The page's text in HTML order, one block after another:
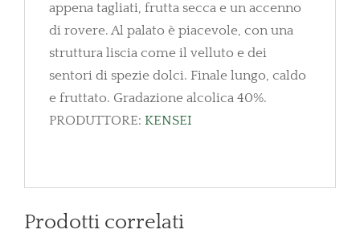
appena tagliati, frutta secca e un accenno
di rovere. Al palato è piacevole, con una
struttura liscia come il velluto e dei
sentori di spezie dolci. Finale lungo, caldo
e fruttato. Gradazione alcolica 40%.
PRODUTTORE: KENSEI
Prodotti correlati